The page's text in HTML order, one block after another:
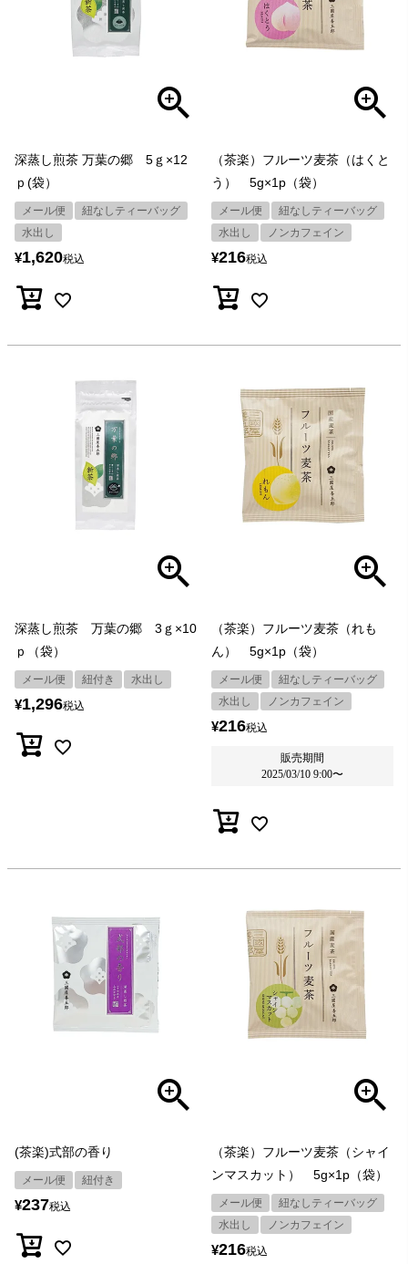
深蒸し煎茶 万葉の郷 5ｇ×12
ｐ(袋）
メール便
紐なしティーバッグ
水出し
¥1,620税込
（茶楽）フルーツ麦茶（はくと
う） 5g×1p（袋）
メール便
紐なしティーバッグ
水出し
ノンカフェイン
¥216税込
深蒸し煎茶 万葉の郷 3ｇ×10
ｐ（袋）
メール便 紐付き 水出し
¥1,296税込
（茶楽）フルーツ麦茶（れも
ん） 5g×1p（袋）
メール便
紐なしティーバッグ
水出し
ノンカフェイン
¥216税込
販売期間
2025/03/10 9:00〜
(茶楽)式部の香り
メール便 紐付き
¥237税込
（茶楽）フルーツ麦茶（シャイ
ンマスカット） 5g×1p（袋）
メール便
紐なしティーバッグ
水出し
ノンカフェイン
¥216税込